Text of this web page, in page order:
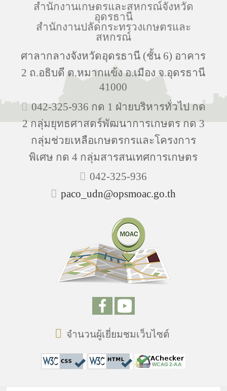
สำนักงานเกษตรและสหกรณ์จังหวัด
อุดรธานี
สำนักงานปลัดกระทรวงเกษตรและ
สหกรณ์
ศาลากลางจังหวัดอุดรธานี (ชั้น 6) อาคาร
2 ถ.อธิบดี ต.หมากแข้ง อ.เมือง จ.อุดรธานี
41000
042-325-936 กด 1 ฝ่ายบริหารทั่วไป กด
2 กลุ่มยุทธศาสตร์พัฒนาการเกษตร กด 3
กลุ่มช่วยเหลือเกษตรกรและโครงการ
พิเศษ กด 4 กลุ่มสารสนเทศการเกษตร
042-325-936
paco_udn@opsmoac.go.th
จำนวนผู้เยี่ยมชมเว็บไซต์